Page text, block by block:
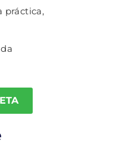
práctica,